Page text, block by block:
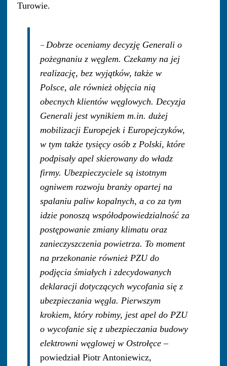
Turowie.
–Dobrze oceniamy decyzję Generali o
pożegnaniu z węglem. Czekamy na jej
realizację, bez wyjątków, także w
Polsce, ale również objęcia nią
obecnych klientów węglowych. Decyzja
Generali jest wynikiem m.in. dużej
mobilizacji Europejek i Europejczyków,
w tym także tysięcy osób z Polski, które
podpisały apel skierowany do władz
firmy. Ubezpieczyciele są istotnym
ogniwem rozwoju branży opartej na
spalaniu paliw kopalnych, a co za tym
idzie ponoszą współodpowiedzialność za
postępowanie zmiany klimatu oraz
zanieczyszczenia powietrza. To moment
na przekonanie również PZU do
podjęcia śmiałych i zdecydowanych
deklaracji dotyczących wycofania się z
ubezpieczania węgla. Pierwszym
krokiem, który robimy, jest apel do PZU
o wycofanie się z ubezpieczania budowy
elektrowni węglowej w Ostrołęce–
powiedział Piotr Antoniewicz,